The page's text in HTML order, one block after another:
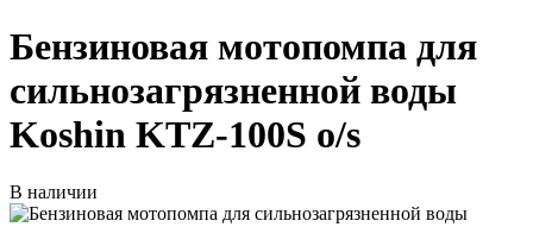
Бензиновая мотопомпа для
сильнозагрязненной воды
Koshin KTZ-100S o/s
В наличии